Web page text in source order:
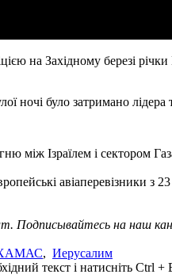
на Західному березі
ночі було затримано
між Ізраїлем і сектором
авіаперевізники з
Подписывайтесь на наш
, Иерусалим
текст і натисніть Ctrl